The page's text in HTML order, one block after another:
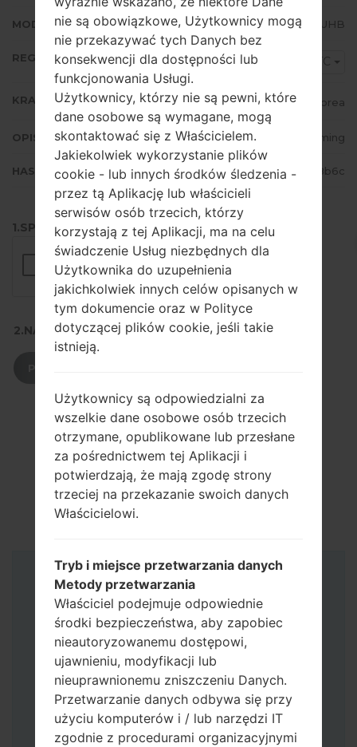
MODEM/CP WERSJA G998NKOU3AUHB
REGION KTC
KRAJ Korea
OPIS KT Roaming
HASH ca4c9c6fa7b16a727411067966b8b6c
1.SPRAWDŹ RECAPTCHA
2.NACIŚNIJ, ABY POBRAĆ
Instrukcje
nie są obowiązkowe, Użytkownicy mogą
nie przekazywać tych Danych bez
konsekwencji dla dostępności lub
funkcjonowania Usługi.
Użytkownicy, którzy nie są pewni, które
dane osobowe są wymagane, mogą
skontaktować się z Właścicielem.
Jakiekolwiek wykorzystanie plików
cookie - lub innych środków śledzenia -
przez tą Aplikację lub właścicieli
serwisów osób trzecich, którzy
korzystają z tej Aplikacji, ma na celu
świadczenie Usług niezbędnych dla
Użytkownika do uzupełnienia
jakichkolwiek innych celów opisanych w
tym dokumencie oraz w Polityce
dotyczącej plików cookie, jeśli takie
istnieją.
Użytkownicy są odpowiedzialni za
wszelkie dane osobowe osób trzecich
otrzymane, opublikowane lub przesłane
za pośrednictwem tej Aplikacji i
potwierdzają, że mają zgodę strony
trzeciej na przekazanie swoich danych
Właścicielowi.
Tryb i miejsce przetwarzania danych
Metody przetwarzania
Właściciel podejmuje odpowiednie
środki bezpieczeństwa, aby zapobiec
nieautoryzowanemu dostępowi,
ujawnieniu, modyfikacji lub
nieuprawnionemu zniszczeniu Danych.
Przetwarzanie danych odbywa się przy
użyciu komputerów i / lub narzędzi IT
zgodnie z procedurami organizacyjnymi